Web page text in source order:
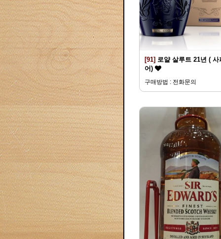
[91] 로얄 살루트 21년 ( 사
어)
구매방법 : 전화문의